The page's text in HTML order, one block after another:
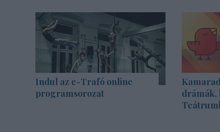
Indul az e-Trafó online
programsorozat
drámák,